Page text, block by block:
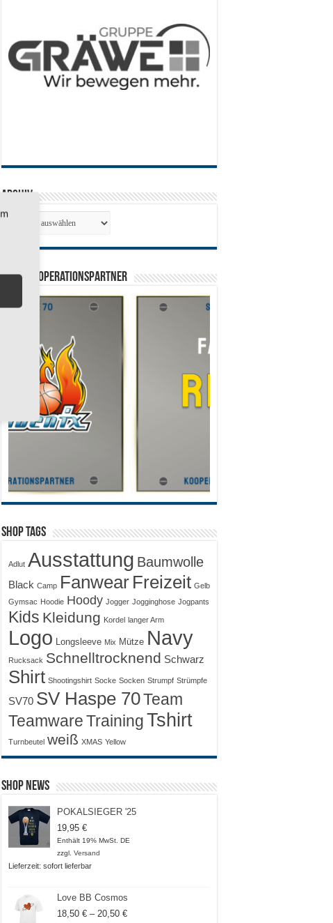
Archiv
SV 70 Kooperationspartner
Shop Tags
Adlut Ausstattung Baumwolle
Black Camp Fanwear Freizeit Gelb
Gymsac Hoodie Hoody Jogger Jogginghose Jogpants
Kids Kleidung Kordel langer Arm
Logo Longsleeve Mix Mütze Navy
Rucksack Schnelltrocknend Schwarz
Shirt Shootingshirt Socke Socken Strumpf Strümpfe
SV70 SV Haspe 70Team
Teamware TrainingTshirt
Turnbeutel weiß XMAS Yellow
Shop News
POKALSIEGER '25
19,95 €
Enthält 19% MwSt. DE
zzgl. Versand
Lieferzeit: sofort lieferbar
Love BB Cosmos
18,50 € – 20,50 €Preisspanne: